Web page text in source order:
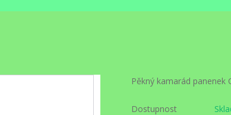
Pěkný kamarád panenek
Dostupnost